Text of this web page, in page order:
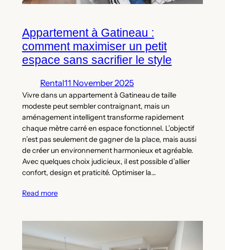
Appartement à Gatineau :
comment maximiser un petit
espace sans sacrifier le style
Rental11 November 2025
Vivre dans un appartement à Gatineau de taille
modeste peut sembler contraignant, mais un
aménagement intelligent transforme rapidement
chaque mètre carré en espace fonctionnel. L’objectif
n’est pas seulement de gagner de la place, mais aussi
de créer un environnement harmonieux et agréable.
Avec quelques choix judicieux, il est possible d’allier
confort, design et praticité. Optimiser la…
Read more